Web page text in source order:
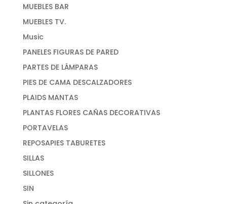
MUEBLES BAR
MUEBLES TV.
Music
PANELES FIGURAS DE PARED
PARTES DE LÁMPARAS
PIES DE CAMA DESCALZADORES
PLAIDS MANTAS
PLANTAS FLORES CAÑAS DECORATIVAS
PORTAVELAS
REPOSAPIES TABURETES
SILLAS
SILLONES
SIN